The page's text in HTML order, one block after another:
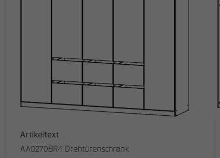
Artikeltext
AA0270BR4 Drehtürenschrank